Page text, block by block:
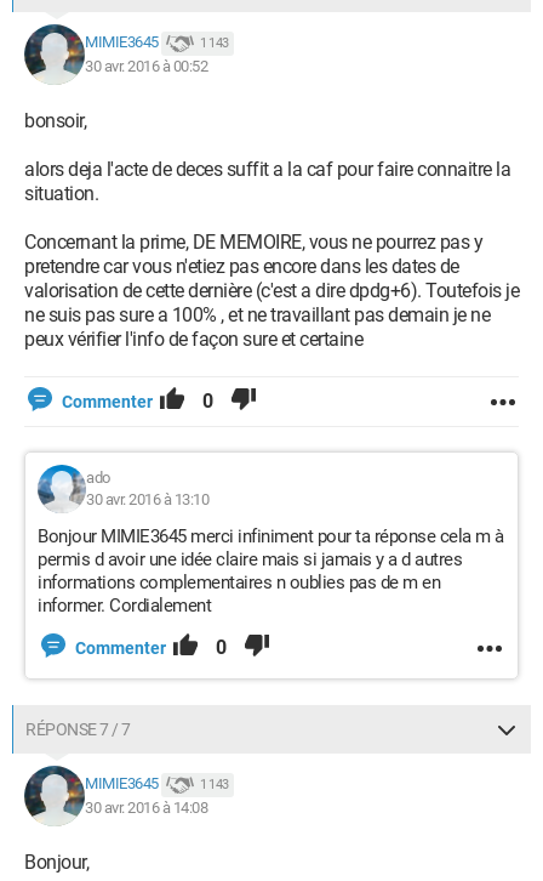
MIMIE3645 1 143
30 avr. 2016 à 00:52
bonsoir,
alors deja l'acte de deces suffit a la caf pour faire connaitre la
situation.
Concernant la prime, DE MEMOIRE, vous ne pourrez pas y
pretendre car vous n'etiez pas encore dans les dates de
valorisation de cette dernière (c'est a dire dpdg+6). Toutefois je
ne suis pas sure a 100% , et ne travaillant pas demain je ne
peux vérifier l'info de façon sure et certaine
Commenter 0
ado
30 avr. 2016 à 13:10
Bonjour MIMIE3645 merci infiniment pour ta réponse cela m à
permis d avoir une idée claire mais si jamais y a d autres
informations complementaires n oublies pas de m en
informer. Cordialement
Commenter 0
RÉPONSE 7 / 7
MIMIE3645 1 143
30 avr. 2016 à 14:08
Bonjour,